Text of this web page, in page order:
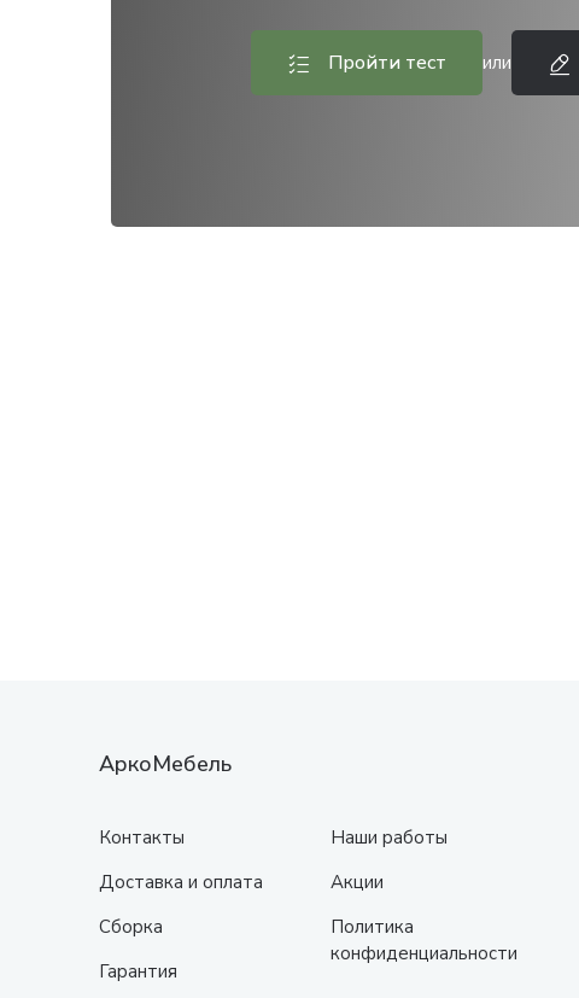
Пройти тест или
АркоМебель
Контакты
Доставка и оплата
Сборка
Гарантия
Наши работы
Акции
Политика
конфиденциальности